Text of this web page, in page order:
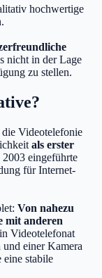
hochwertige
nicht in der Lage
zu stellen.
Videotelefonie
als erster
2003 eingeführte
für Internet-
Von nahezu
mit anderen
Videotelefonat
einer Kamera
eine stabile